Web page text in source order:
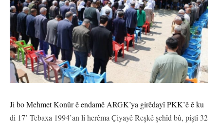
Ji bo Mehmet Konûr ê endamê ARGK’ya girêdayî PKK’ê ê ku
di 17’ Tebaxa 1994’an li herêma Çiyayê Reşkê şehîd bû, piştî 32